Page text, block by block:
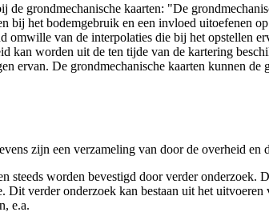
de grondmechanische kaarten: "De
bij het bodemgebruik en een invloed uitoefenen
omwille van de interpolaties die bij het opstellen
kan worden uit de ten tijde van de kartering
ervan. De grondmechanische kaarten kunnen
zijn een verzameling van door de overheid
steeds worden bevestigd door verder
Dit verder onderzoek kan bestaan uit het
e.a.